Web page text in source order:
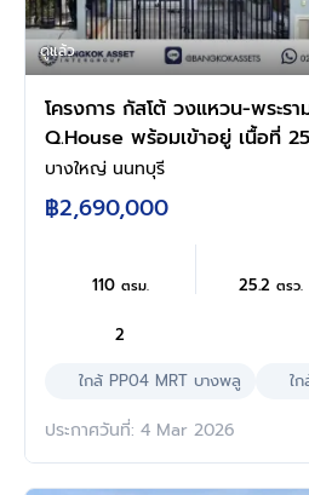
ดูแล้ว
โครงการ กัสโต้ วงแหวน-พระร
Q.House พร้อมเข้าอยู่ เนื้อที่
ใช้สอย 110 ตร.ม. ฟังก์ชั่นจัดเต็
ห้องน้ำ จอดรถได้ 2 คัน บนทำเล
เวียนพระราม5 ใกล้รถไฟฟ้าสาย
พลู" และทางด่วน "ศรีรัช"
บางใหญ่ นนทบุรี
฿2,690,000
110 ตรม. 25.2ตรว.
2
ใกล้ PP04 MRT บางพลู
ใ
ประกาศวันที่: 4 Mar 2026